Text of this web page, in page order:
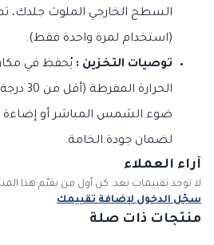
السطح الخارجي الملوث جلدك،
(استخدام لمرة واحدة فقط).
توصيات التخزين : يُحفظ في
الحرارة
ضوء الشمس المباشر أو إضاءة
لضمان جودة الخامة.
آراء العملاء
لا توجد تقييمات بعد. كن أول من يقيّم هذا
سجّل الدخول لإضافة تقييمك
منتجات ذات صلة